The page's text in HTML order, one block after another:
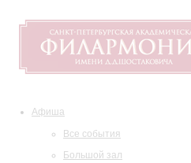
Афиша
Все события
Большой зал